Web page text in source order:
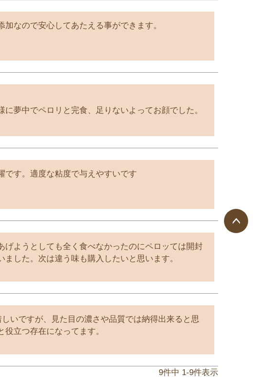
なので安心してあたえる事ができます。
夢中でペロリと完食、足りないよってお顔でした。
です。適度な粘度で与えやすいです
ようとしても全く食べなかったのにペロッては開封
した。次は違う味も購入したいと思います。
いですが、見た目の濃さや品質では納得出来ると思
立つ存在になってます。
9件中 1-9件表示